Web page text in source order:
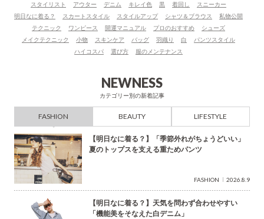
ワ
ー
ド
で
スタイリスト アウター デニム キレイ色 黒 着回し
スニーカー
明日なに着る？
スカートスタイル スタイルアップ シャツ＆ブラウス
私物公開
テクニック
ワンピース 開運マニュアル プロのおすすめ
シューズ
メイクテクニック
小物 スキンケア バッグ 羽織り 白
パンツスタイル
ハイコスパ
選び方 服のメンテナンス
NEWNESS
カテゴリー別の新着記事
FASHION BEAUTY LIFESTYLE
【明日なに着る？】「季節外れがちょうどいい」
夏のトップスを支える重ためパンツ
FASHION 2026.8.9
【明日なに着る？】天気を問わず合わせやすい
「機能美をそなえた白デニム」